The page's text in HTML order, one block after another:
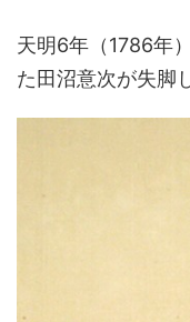
天明6年（1786年
た田沼意次が失脚